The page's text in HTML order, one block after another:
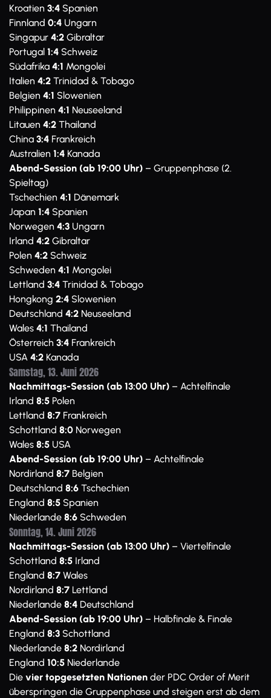
Kroatien 3:4 Spanien
Finnland 0:4 Ungarn
Singapur 4:2 Gibraltar
Portugal 1:4 Schweiz
Südafrika 4:1 Mongolei
Italien 4:2 Trinidad & Tobago
Belgien 4:1 Slowenien
Philippinen 4:1 Neuseeland
Litauen 4:2 Thailand
China 3:4 Frankreich
Australien 1:4 Kanada
Abend-Session (ab 19:00 Uhr) – Gruppenphase (2.
Spieltag)
Tschechien 4:1 Dänemark
Japan 1:4 Spanien
Norwegen 4:3 Ungarn
Irland 4:2 Gibraltar
Polen 4:2 Schweiz
Schweden 4:1 Mongolei
Lettland 3:4 Trinidad & Tobago
Hongkong 2:4 Slowenien
Deutschland 4:2 Neuseeland
Wales 4:1 Thailand
Österreich 3:4 Frankreich
USA 4:2 Kanada
Samstag, 13. Juni 2026
Nachmittags-Session (ab 13:00 Uhr) – Achtelfinale
Irland 8:5 Polen
Lettland 8:7 Frankreich
Schottland 8:0 Norwegen
Wales 8:5 USA
Abend-Session (ab 19:00 Uhr) – Achtelfinale
Nordirland 8:7 Belgien
Deutschland 8:6 Tschechien
England 8:5 Spanien
Niederlande 8:6 Schweden
Sonntag, 14. Juni 2026
Nachmittags-Session (ab 13:00 Uhr) – Viertelfinale
Schottland 8:5 Irland
England 8:7 Wales
Nordirland 8:7 Lettland
Niederlande 8:4 Deutschland
Abend-Session (ab 19:00 Uhr) – Halbfinale & Finale
England 8:3 Schottland
Niederlande 8:2 Nordirland
England 10:5 Niederlande
Die vier topgesetzten Nationen der PDC Order of Merit
überspringen die Gruppenphase und steigen erst ab dem